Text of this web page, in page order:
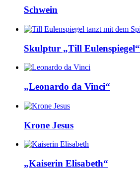
Schwein
Skulptur „Till Eulenspiegel“
„Leonardo da Vinci“
Krone Jesus
„Kaiserin Elisabeth“